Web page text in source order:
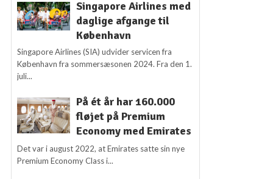
Singapore Airlines med
daglige afgange til
København
Singapore Airlines (SIA) udvider servicen fra
København fra sommersæsonen 2024. Fra den 1.
juli...
På ét år har 160.000
fløjet på Premium
Economy med Emirates
Det var i august 2022, at Emirates satte sin nye
Premium Economy Class i...